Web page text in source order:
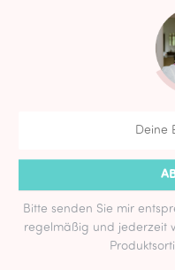
Bitte senden Sie mir
regelmäßig und jederzeit